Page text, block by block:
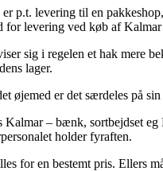
p.t. levering til en
levering ved køb af
sig i regelen et hak mere
lager.
er det særdeles på
– bænk, sortbejdset
holder fyraften.
for en bestemt pris. Ellers